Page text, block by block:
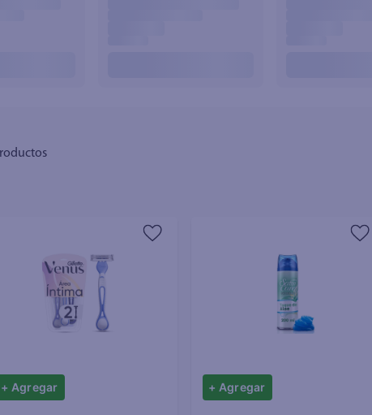
+ Agregar + Agregar